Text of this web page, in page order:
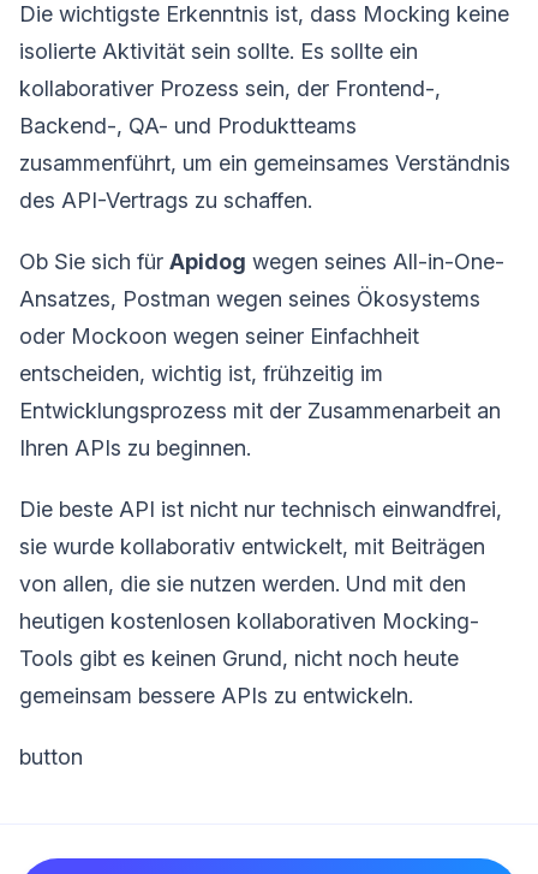
Die wichtigste Erkenntnis ist, dass Mocking keine
isolierte Aktivität sein sollte. Es sollte ein
kollaborativer Prozess sein, der Frontend-,
Backend-, QA- und Produktteams
zusammenführt, um ein gemeinsames Verständnis
des API-Vertrags zu schaffen.
Ob Sie sich für Apidog wegen seines All-in-One-
Ansatzes, Postman wegen seines Ökosystems
oder Mockoon wegen seiner Einfachheit
entscheiden, wichtig ist, frühzeitig im
Entwicklungsprozess mit der Zusammenarbeit an
Ihren APIs zu beginnen.
Die beste API ist nicht nur technisch einwandfrei,
sie wurde kollaborativ entwickelt, mit Beiträgen
von allen, die sie nutzen werden. Und mit den
heutigen kostenlosen kollaborativen Mocking-
Tools gibt es keinen Grund, nicht noch heute
gemeinsam bessere APIs zu entwickeln.
button